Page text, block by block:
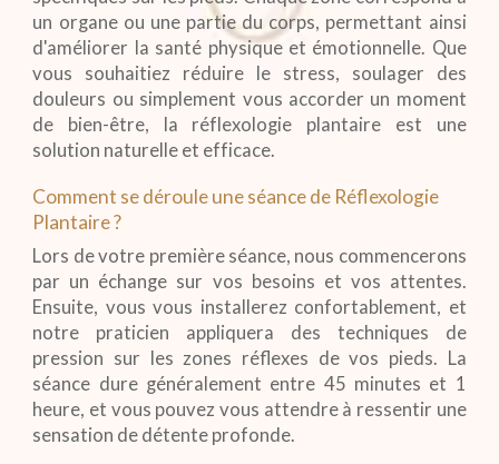
un organe ou une partie du corps, permettant ainsi
d'améliorer la santé physique et émotionnelle. Que
vous souhaitiez réduire le stress, soulager des
douleurs ou simplement vous accorder un moment
de bien-être, la réflexologie plantaire est une
solution naturelle et efficace.
Comment se déroule une séance de Réflexologie
Plantaire ?
Lors de votre première séance, nous commencerons
par un échange sur vos besoins et vos attentes.
Ensuite, vous vous installerez confortablement, et
notre praticien appliquera des techniques de
pression sur les zones réflexes de vos pieds. La
séance dure généralement entre 45 minutes et 1
heure, et vous pouvez vous attendre à ressentir une
sensation de détente profonde.